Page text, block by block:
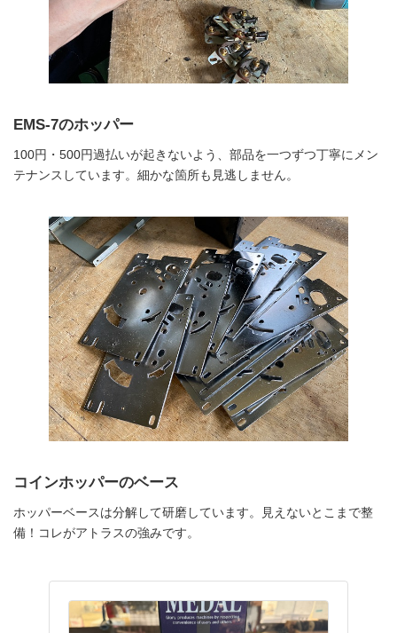
EMS-7のホッパー
100円・500円過払いが起きないよう、部品を一つずつ丁寧にメン
テナンスしています。細かな箇所も見逃しません。
コインホッパーのベース
ホッパーベースは分解して研磨しています。見えないとこまで整
備！コレがアトラスの強みです。